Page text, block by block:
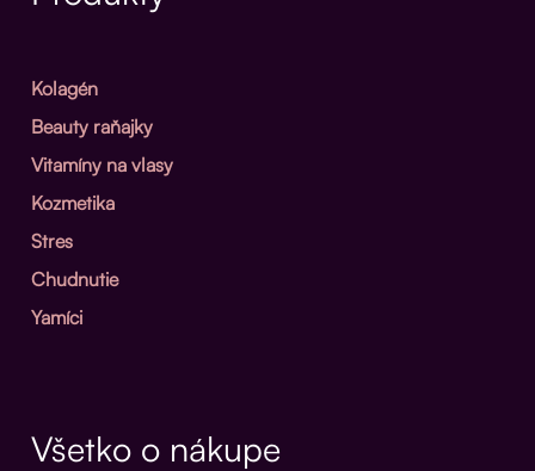
Kolagén
Beauty raňajky
Vitamíny na vlasy
Kozmetika
Stres
Chudnutie
Yamíci
Všetko o nákupe